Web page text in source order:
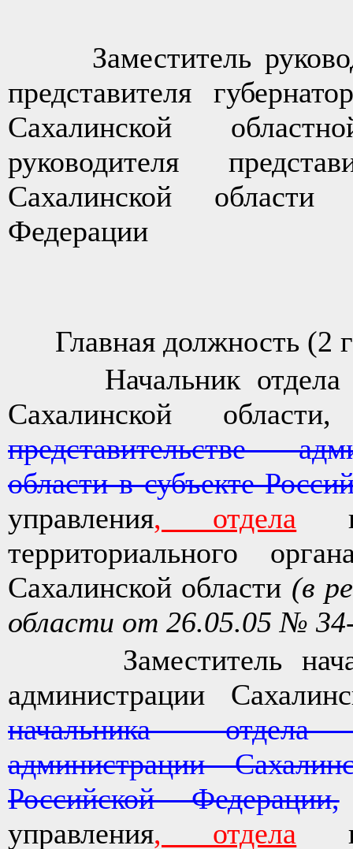
Заместитель
представителя
Сахалинской
руководителя
Сахалинской
Федерации
Главная должность (2
Начальник отдела в
Сахалинской
представительстве
области в субъекте
управления, отдела в
территориального
Сахалинской области (в
области от 26.05.05 №
Заместитель
администрации
начальника отдела
администрации
Российской Федерации,
управления, отдела в